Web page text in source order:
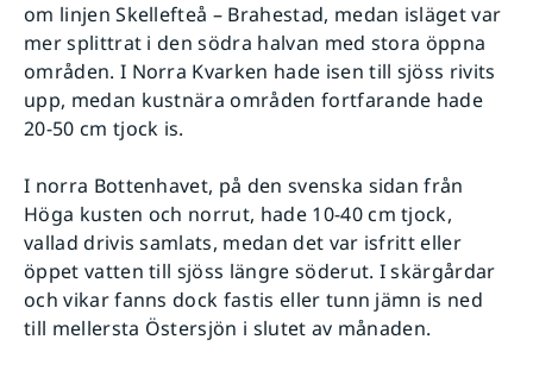
om linjen Skellefteå – Brahestad, medan isläget var
mer splittrat i den södra halvan med stora öppna
områden. I Norra Kvarken hade isen till sjöss rivits
upp, medan kustnära områden fortfarande hade
20-50 cm tjock is.
I norra Bottenhavet, på den svenska sidan från
Höga kusten och norrut, hade 10-40 cm tjock,
vallad drivis samlats, medan det var isfritt eller
öppet vatten till sjöss längre söderut. I skärgårdar
och vikar fanns dock fastis eller tunn jämn is ned
till mellersta Östersjön i slutet av månaden.